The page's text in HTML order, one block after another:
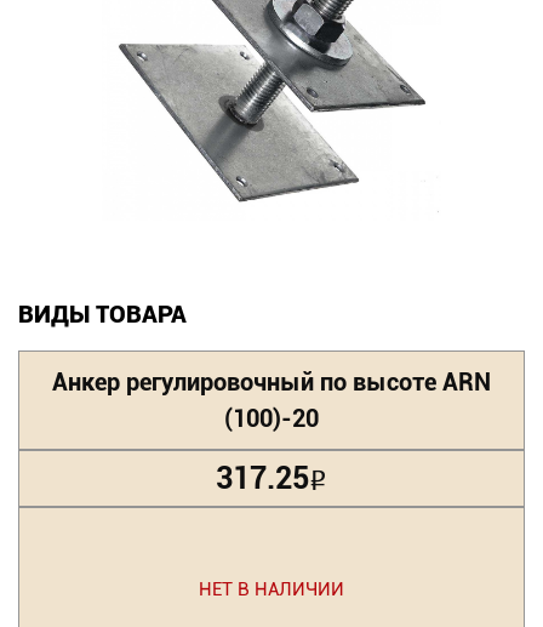
Документация
Оформление заказа
+7
(831)
282-
01
ВИДЫ ТОВАРА
Анкер регулировочный по высоте ARN
(100)-20
317.25Р
НЕТ В НАЛИЧИИ